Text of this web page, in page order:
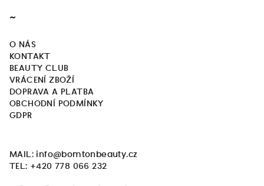
~
O NÁS
KONTAKT
BEAUTY CLUB
VRÁCENÍ ZBOŽÍ
DOPRAVA A PLATBA
OBCHODNÍ PODMÍNKY
GDPR
MAIL: info@bomtonbeauty.cz
TEL: +420 778 066 232